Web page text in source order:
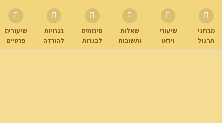
מבחני
תרגול
שיעורי
וידאו
שאלות
ותשובות
סיכומים
לבגרות
בגרויות
להורדה
שיעורים
פרטיים